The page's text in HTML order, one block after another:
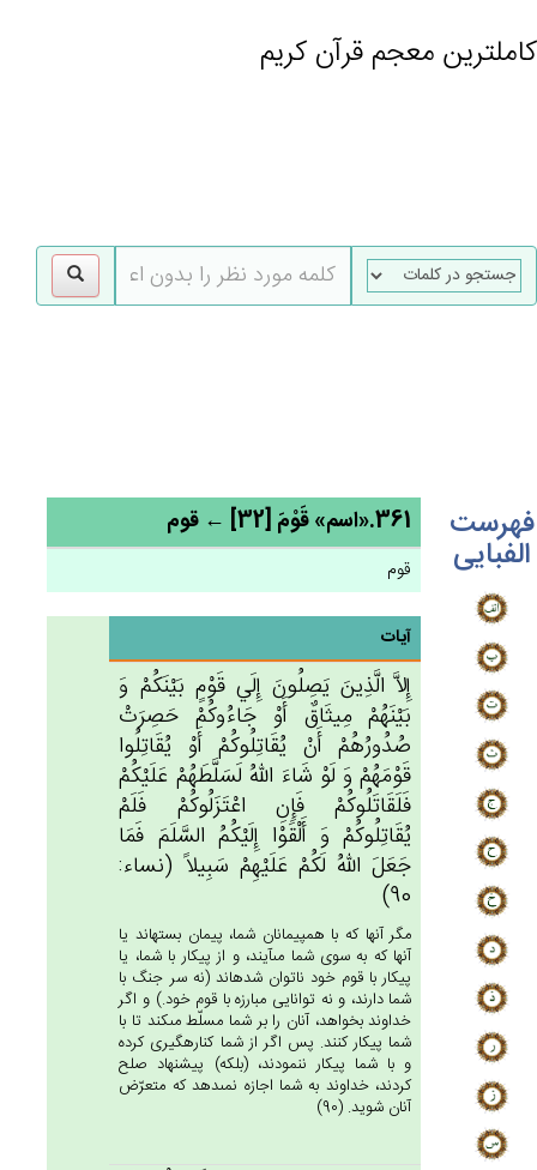
کاملترین معجم قرآن کریم
فهرست
الفبایی
361.«اسم» قَوْم‌َ [32] ← قوم
قوم
آیات
إِلاَّ الَّذِين‌َ يَصِلُون‌َ إِلَي‌ قَوْم‌ٍ بَيْنَكُم‌ْ وَ
بَيْنَهُم‌ْ مِيثَاق‌ٌ أَوْ جَاءُوكُم‌ْ حَصِرَت‌ْ
صُدُورُهُم‌ْ أَنْ‌ يُقَاتِلُوكُم‌ْ أَوْ يُقَاتِلُوا
قَوْمَهُم‌ْ وَ لَوْ شَاءَ الله‌ُ لَسَلَّطَهُم‌ْ عَلَيْكُم‌ْ
فَلَقَاتَلُوكُم‌ْ فَإِنِ‌ اعْتَزَلُوكُم‌ْ فَلَم‌ْ
يُقَاتِلُوكُم‌ْ وَ أَلْقَوْا إِلَيْكُم‌ُ السَّلَم‌َ فَمَا
جَعَل‌َ الله‌ُ لَكُم‌ْ عَلَيْهِم‌ْ سَبِيلاً (نساء:
90)
مگر آنها كه با همپيمانان شما، پيمان بسته‏اند يا
آنها كه به سوى شما مى‏آيند، و از پيكار با شما، يا
پيكار با قوم خود ناتوان شده‏اند (نه سر جنگ با
شما دارند، و نه توانايى مبارزه با قوم خود.) و اگر
خداوند بخواهد، آنان را بر شما مسلّط مى‏كند تا با
شما پيكار كنند. پس اگر از شما كناره‏گيرى كرده
و با شما پيكار ننمودند، (بلكه) پيشنهاد صلح
كردند، خداوند به شما اجازه نمى‏دهد كه متعرّض
آنان شويد. (90)